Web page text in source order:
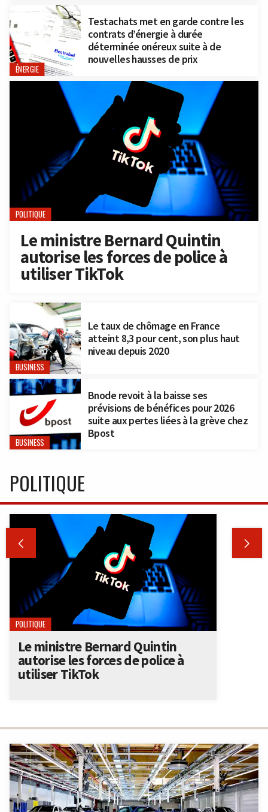
ÉNERGIE
Testachats met en garde contre les
contrats d’énergie à durée
déterminée onéreux suite à de
nouvelles hausses de prix
POLITIQUE
Le ministre Bernard Quintin
autorise les forces de police à
utiliser TikTok
BUSINESS
Le taux de chômage en France
atteint 8,3 pour cent, son plus haut
niveau depuis 2020
BUSINESS
Bnode revoit à la baisse ses
prévisions de bénéfices pour 2026
suite aux pertes liées à la grève chez
Bpost
POLITIQUE
 
POLITIQUE
Le ministre Bernard Quintin
autorise les forces de police à
utiliser TikTok